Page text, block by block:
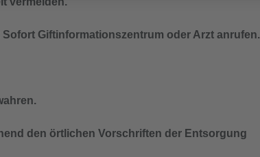
Sofort Giftinformationszentrum oder Arzt anrufen.
den örtlichen Vorschriften der Entsorgung